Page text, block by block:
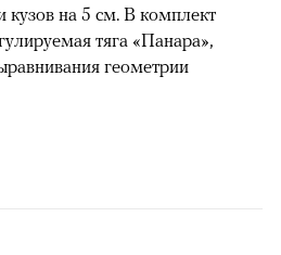
на 5 см. В комплект
тяга «Панара»,
геометрии